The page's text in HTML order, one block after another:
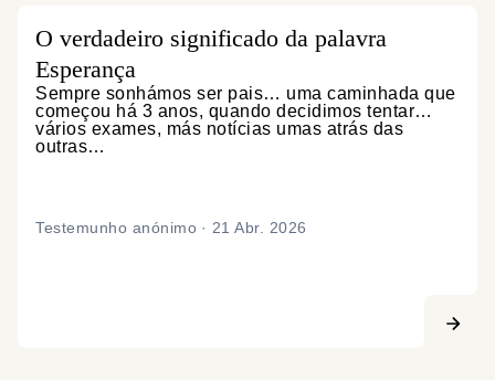
O verdadeiro significado da palavra
Esperança
Sempre sonhámos ser pais… uma caminhada que
começou há 3 anos, quando decidimos tentar…
vários exames, más notícias umas atrás das
outras…
Testemunho anónimo · 21 Abr. 2026